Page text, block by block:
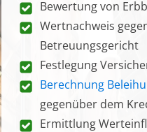
Bewertung von
Wertnachweis
Betreuungsgericht
Festlegung
Berechnung
gegenüber dem
Ermittlung